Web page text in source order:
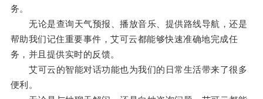
务。
无论是查询天气预报、播放音乐、提供路线导航，还是
帮助我们记住重要事件，艾可云都能够快速准确地完成任
务，并且提供实时的反馈。
艾可云的智能对话功能也为我们的日常生活带来了很多
便利。